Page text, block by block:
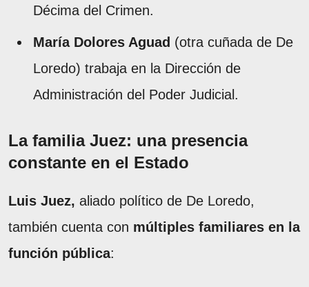
Décima del Crimen.
María Dolores Aguad (otra cuñada de De
Loredo) trabaja en la Dirección de
Administración del Poder Judicial.
La familia Juez: una presencia
constante en el Estado
Luis Juez, aliado político de De Loredo,
también cuenta con múltiples familiares en la
función pública: